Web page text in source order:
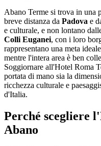
Abano Terme si trova in una
breve distanza da Padova e
e culturale, e non lontano
Colli Euganei, con i loro
rappresentano una meta
mentre l'intera area è ben
Soggiornare all'Hotel Roma
portata di mano sia la
ricchezza culturale e
d'Italia.
Perché scegliere
Abano